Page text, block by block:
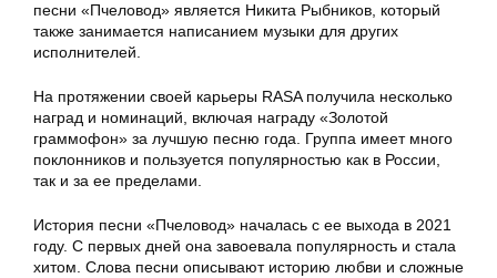
песни «Пчеловод» является Никита Рыбников, который
также занимается написанием музыки для других
исполнителей.
На протяжении своей карьеры RASA получила несколько
наград и номинаций, включая награду «Золотой
граммофон» за лучшую песню года. Группа имеет много
поклонников и пользуется популярностью как в России,
так и за ее пределами.
История песни «Пчеловод» началась с ее выхода в 2021
году. С первых дней она завоевала популярность и стала
хитом. Слова песни описывают историю любви и сложные